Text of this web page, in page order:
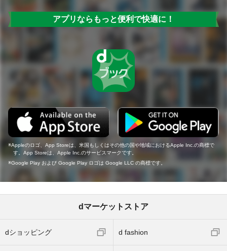
アプリならもっと便利で快適に！
Appleのロゴ、App Storeは、米国もしくはその他の国や地域におけるApple Inc.の商標で
す。App Storeは、Apple Inc.のサービスマークです。
Google Play および Google Play ロゴは Google LLC の商標です。
dマーケットストア
dショッピング d fashion